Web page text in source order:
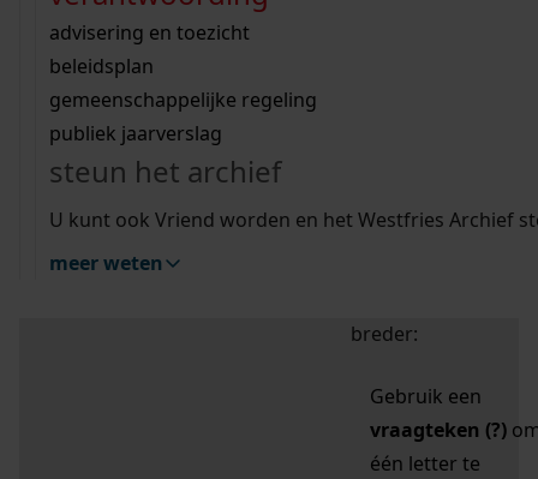
bouwvergunningen
omgevingsvergunningen
vergunningen
beeld en geluid
uitleg nodig?
Wij helpen u op weg met een aantal zoektips.
bekijk alle zoektips
Wij helpen u op weg met een aantal zoektips.
bekijk alle zoektips
bekijk ons geschiedenislokaal
advisering en toezicht
beleidsplan
gemeenschappelijke regeling
publiek jaarverslag
steun het archief
U kunt ook Vriend worden en het Westfries Archief
meer weten
zoektips
Mijn Studiezaal (inloggen)
uw zoekopdracht te
breder:
Gebruik een
vraagteken (?)
één letter te